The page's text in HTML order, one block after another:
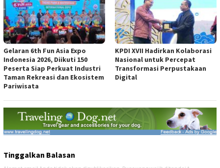
Gelaran 6th Fun Asia Expo
Indonesia 2026, Diikuti 150
Peserta Siap Perkuat Industri
Taman Rekreasi dan Ekosistem
Pariwisata
KPDI XVII Hadirkan Kolaborasi
Nasional untuk Percepat
Transformasi Perpustakaan
Digital
Tinggalkan Balasan